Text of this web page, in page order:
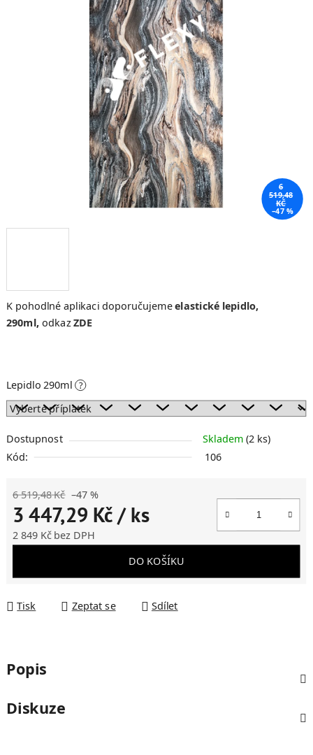
K pohodlné aplikaci doporučujemeelastické lepidlo,
290ml,odkazZDE
Lepidlo 290ml ?
Dostupnost Skladem (2 ks)
Kód: 106
6 519,48 Kč –47 %
3 447,29 Kč/ ks
2 849 Kčbez DPH
DO KOŠÍKU
Tisk Zeptat se Sdílet
6
519,48
KČ
–47 %
Popis
Diskuze